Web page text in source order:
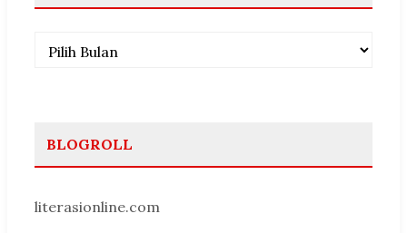
Arsip
BLOGROLL
literasionline.com